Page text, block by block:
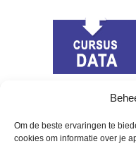
Om de beste ervaringen te
cookies om informatie over je